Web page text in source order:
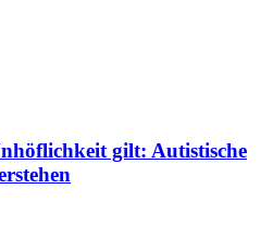
gilt: Autistische